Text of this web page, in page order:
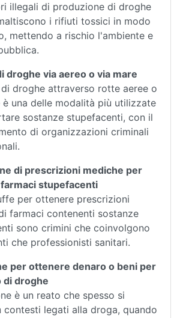
illegali di produzione di droghe
i rifiuti tossici in modo
mettendo a rischio l'ambiente e
droghe via aereo o via mare
droghe attraverso rotte aeree o
è una delle modalità più utilizzate
sostanze stupefacenti, con il
di organizzazioni criminali
di prescrizioni mediche per
stupefacenti
per ottenere prescrizioni
farmaci contenenti sostanze
sono crimini che coinvolgono
che professionisti sanitari.
per ottenere denaro o beni per
di droghe
è un reato che spesso si
contesti legati alla droga, quando